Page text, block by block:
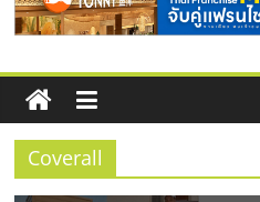
ข้อมูล
ธุรกิจ
SME
Coverall